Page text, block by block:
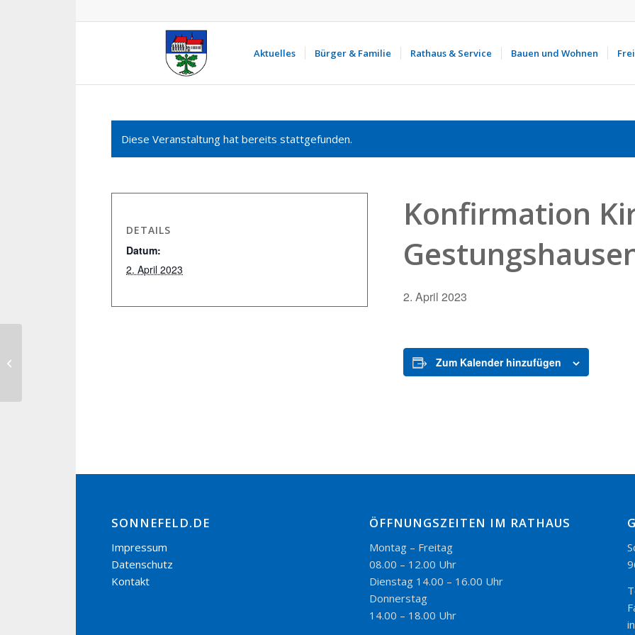
Aktuelles Bürger & Familie Rathaus & Service Bauen und Wohnen
Diese Veranstaltung hat bereits stattgefunden.
Konfirmation
2. April 2023
Zum Kalender hinzufügen
DETAILS
Datum:
2. April 2023
SONNEFELD.DE
Impressum
Datenschutz
Kontakt
ÖFFNUNGSZEITEN IM RATHAUS
Montag – Freitag
08.00 – 12.00 Uhr
Dienstag 14.00 – 16.00 Uhr
Donnerstag
14.00 – 18.00 Uhr